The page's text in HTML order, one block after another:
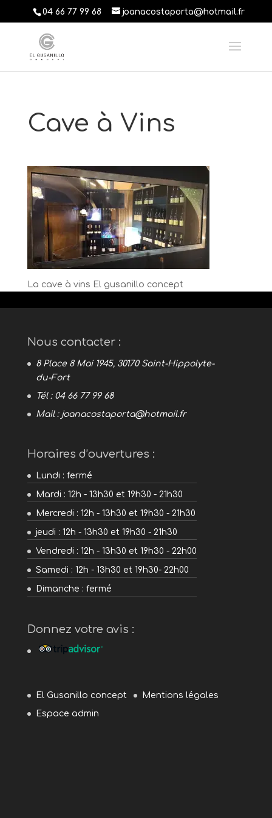
04 66 77 99 68 joanacostaporta@hotmail.fr
Cave à Vins
La cave à vins El gusanillo concept
Nous contacter :
8 Place 8 Mai 1945, 30170 Saint-Hippolyte-
du-Fort
Tél : 04 66 77 99 68
Mail : joanacostaporta@hotmail.fr
Horaires d’ouvertures :
Lundi : fermé
Mardi : 12h - 13h30 et 19h30 - 21h30
Mercredi : 12h - 13h30 et 19h30 - 21h30
jeudi : 12h - 13h30 et 19h30 - 21h30
Vendredi : 12h - 13h30 et 19h30 - 22h00
Samedi : 12h - 13h30 et 19h30- 22h00
Dimanche : fermé
Donnez votre avis :
El Gusanillo concept
Mentions légales
Espace admin